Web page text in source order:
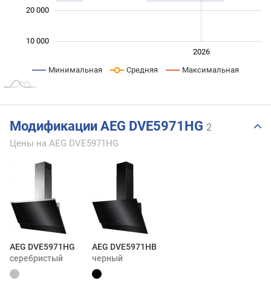
10 000
20 000
2026
Минимальная Средняя Максимальная
Модификации AEG DVE5971HG 2
Цены на AEG DVE5971HG
AEG DVE5971HG
серебристый
AEG DVE5971HB
черный